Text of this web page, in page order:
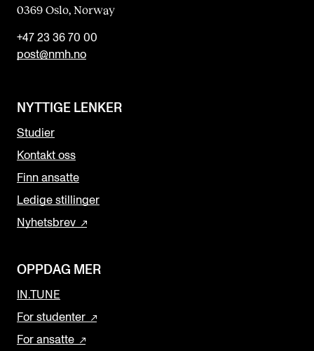
0369 Oslo, Norway
+47 23 36 70 00
post@nmh.no
NYTTIGE LENKER
Studier
Kontakt oss
Finn ansatte
Ledige stillinger
Nyhetsbrev
OPPDAG MER
IN.TUNE
For studenter
For ansatte